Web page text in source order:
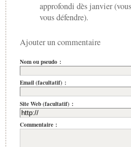
approfondi dès janvier
vous défendre).
Ajouter un commentaire
Nom ou pseudo :
Email (facultatif) :
Site Web (facultatif) :
Commentaire :